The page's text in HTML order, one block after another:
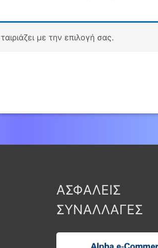
με την επιλογή σας.
ΑΣΦΑΛΕΙΣ
ΣΥΝΑΛΛΑΓΕΣ